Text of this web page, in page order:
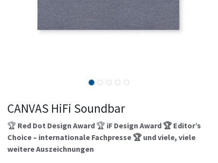
CANVAS HiFi Soundbar
🏆 Red Dot Design Award 🏆 iF Design Award 🏆 Editor’s
Choice – internationale Fachpresse 🏆 und viele, viele
weitere Auszeichnungen